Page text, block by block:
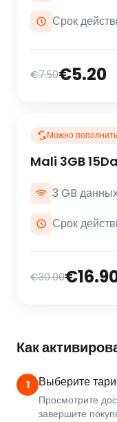
Срок
€7.50€5.20
Можно пополнить
Mali 3GB
3 GB
Срок
€30.00
Как
1 Выберите
Просмотрите
завершите